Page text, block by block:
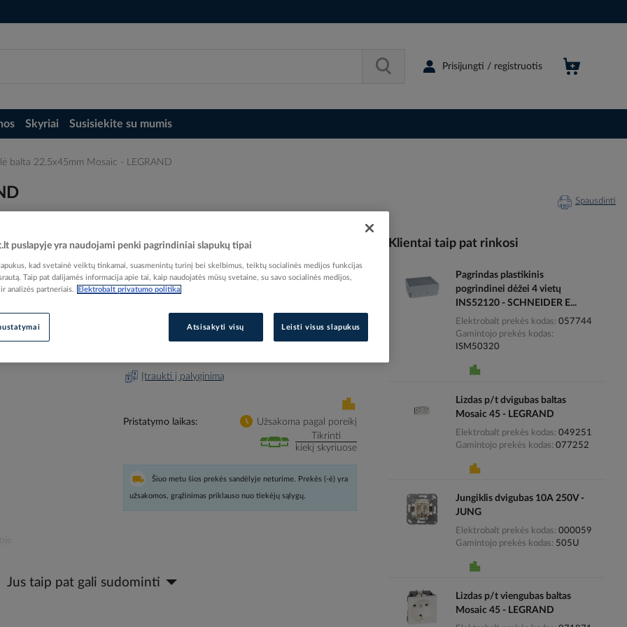
Prisijungti / registruotis
Skyriai Susisiekite su mumis
balta 22.5x45mm Mosaic - LEGRAND
Spausdinti
Elektrobalt prekės kodas
076603
EAN kodas
Prisijunkite, norėdami pamatyti kainas
Įtraukti į palyginimą
Pristatymo laikas
Užsakoma pagal poreikį
Tikrinti
kiekį skyriuose
Šiuo metu šios prekės sandėlyje neturime. Prekės (-ė) yra
užsakomos, grąžinimas priklauso nuo tiekėjų sąlygų.
Jus taip pat gali sudominti
Klientai taip pat rinkosi
Pagrindas plastikinis
pogrindinei dėžei 4 vietų
INS52120 - SCHNEIDER E...
Elektrobalt prekės kodas 057744
Gamintojo prekės kodas
ISM50320
Lizdas p/t dvigubas baltas
Mosaic 45 - LEGRAND
Elektrobalt prekės kodas 049251
Gamintojo prekės kodas 077252
Jungiklis dvigubas 10A 250V -
JUNG
Elektrobalt prekės kodas 000059
Gamintojo prekės kodas
505U
Lizdas p/t viengubas baltas
Mosaic 45 - LEGRAND
puslapyje yra naudojami penki pagrindiniai slapukų tipai
kad svetainė veiktų tinkamai, suasmenintų turinį bei skelbimus, teiktų socialinės medijos funkcijas
Taip pat dalijamės informacija apie tai, kaip naudojatės mūsų svetaine, su savo socialinės medijos,
analizės partneriais.
Elektrobalt privatumo politika
Atsisakyti visų Leisti visus slapukus